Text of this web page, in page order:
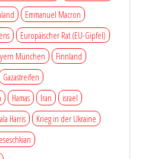
Emmanuel Macron
Europäischer Rat (EU-Gipfel)
München
Finnland
Gazastreifen
Hamas Iran
israel
Harris
Krieg in der Ukraine